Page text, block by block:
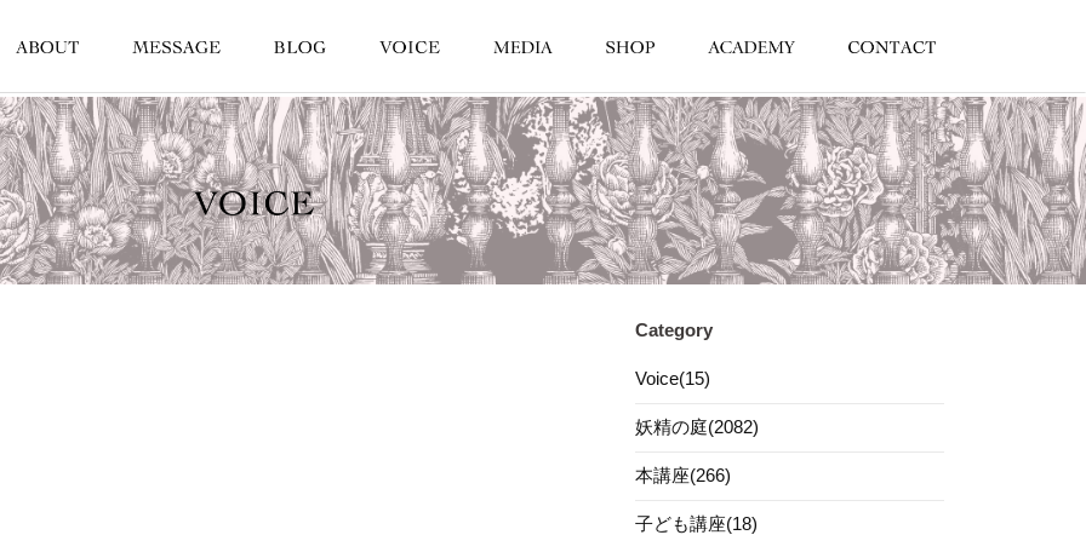
Category
Voice(15)
妖精の庭(2082)
本講座(266)
子ども講座(18)